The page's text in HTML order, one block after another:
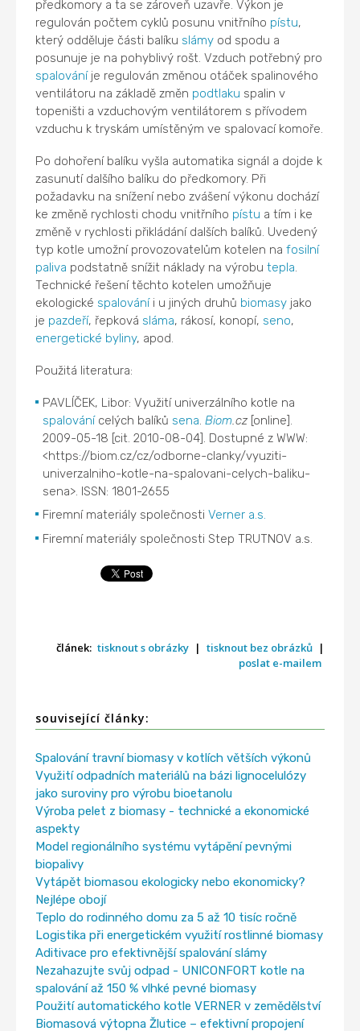
předkomory a ta se zároveň uzavře. Výkon je
regulován počtem cyklů posunu vnitřního pístu,
který odděluje části balíku slámy od spodu a
posunuje je na pohyblivý rošt. Vzduch potřebný pro
spalováníje regulován změnou otáček spalinového
ventilátoru na základě změn podtlaku spalin v
topeništi a vzduchovým ventilátorem s přívodem
vzduchu k tryskám umístěným ve spalovací komoře.
Po dohoření balíku vyšla automatika signál a dojde k
zasunutí dalšího balíku do předkomory. Při
požadavku na snížení nebo zvášení výkonu dochází
ke změně rychlosti chodu vnitřního pístu a tím i ke
změně v rychlosti přikládání dalších balíků. Uvedený
typ kotle umožní provozovatelům kotelen nafosilní
paliva podstatně snížit náklady na výrobutepla.
Technické řešení těchto kotelen umožňuje
ekologické spalováníi u jiných druhů biomasy jako
je pazdeří, řepková sláma, rákosí, konopí, seno,
energetické byliny, apod.
Použitá literatura:
PAVLÍČEK, Libor: Využití univerzálního kotle na
spalovánícelých balíků sena.Biom.cz [online].
2009-05-18 [cit. 2010-08-04]. Dostupné z WWW:
<https://biom.cz/cz/odborne-clanky/vyuziti-
univerzalniho-kotle-na-spalovani-celych-baliku-
sena>. ISSN: 1801-2655
Firemní materiály společnostiVerner a.s.
Firemní materiály společnosti Step TRUTNOV a.s.
článek: tisknout s obrázky | tisknout bez obrázků |
poslat e-mailem
související články:
Spalování travní biomasy v kotlích větších výkonů
Využití odpadních materiálů na bázi lignocelulózy
jako suroviny pro výrobu bioetanolu
Výroba pelet z biomasy - technické a ekonomické
aspekty
Model regionálního systému vytápění pevnými
biopalivy
Vytápět biomasou ekologicky nebo ekonomicky?
Nejlépe obojí
Teplo do rodinného domu za 5 až 10 tisíc ročně
Logistika při energetickém využití rostlinné biomasy
Aditivace pro efektivnější spalování slámy
Nezahazujte svůj odpad - UNICONFORT kotle na
spalování až 150 % vlhké pevné biomasy
Použití automatického kotle VERNER v zemědělství
Biomasová výtopna Žlutice – efektivní propojení